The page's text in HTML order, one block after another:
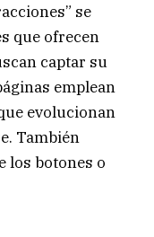
se
que ofrecen
captar su
emplean
evolucionan
También
los botones o